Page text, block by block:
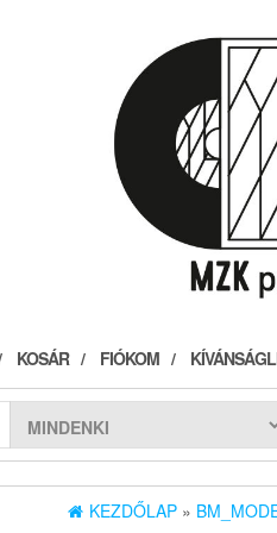
KOSÁR FIÓKOM
KEZDŐLAP »